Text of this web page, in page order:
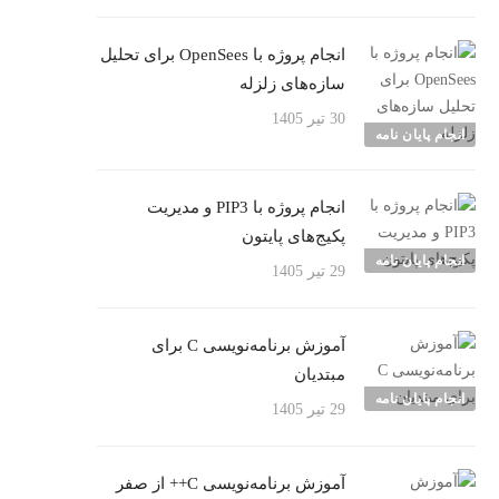
انجام پایان نامه
انجام پروژه با OpenSees برای تحلیل
سازه‌های زلزله
30 تیر 1405
انجام پایان نامه
انجام پروژه با PIP3 و مدیریت
پکیج‌های پایتون
29 تیر 1405
انجام پایان نامه
آموزش برنامه‌نویسی C برای
مبتدیان
29 تیر 1405
آموزش برنامه‌نویسی C++ از صفر